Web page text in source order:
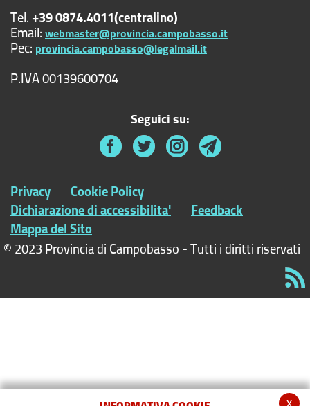
Tel.+39 0874.4011(centralino)
Email:webmaster@provincia.campobasso.it
Pec: provincia.campobasso@legalmail.it
P.IVA 00139600704
Seguici su:
Privacy Cookie Policy
Dichiarazione di accessibilita' Feedback
Mappa del Sito
© 2023 Provincia di Campobasso - Tutti i diritti riservati